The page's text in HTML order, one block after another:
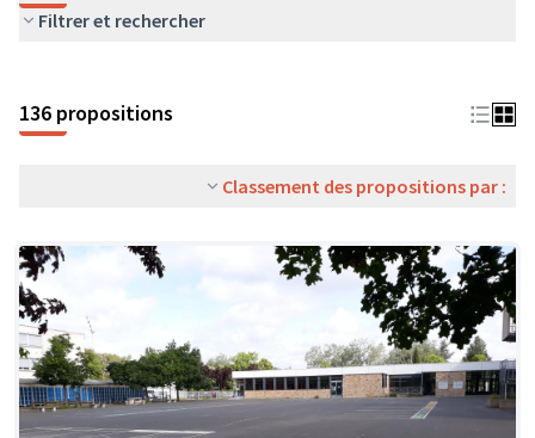
Filtrer et rechercher
136 propositions
Classement des propositions par :